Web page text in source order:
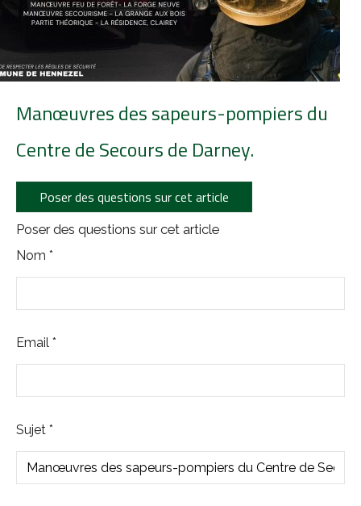
Manœuvres des sapeurs-pompiers du
Centre de Secours de Darney.
Poser des questions sur cet article
Poser des questions sur cet article
Nom *
Email *
Sujet *
Louer une salle municipale
Cimetière communal
Les arrêtés
Nos Ecoles
Darney-la-Vôge : une Forêt
La Borne du Serment de Koufra